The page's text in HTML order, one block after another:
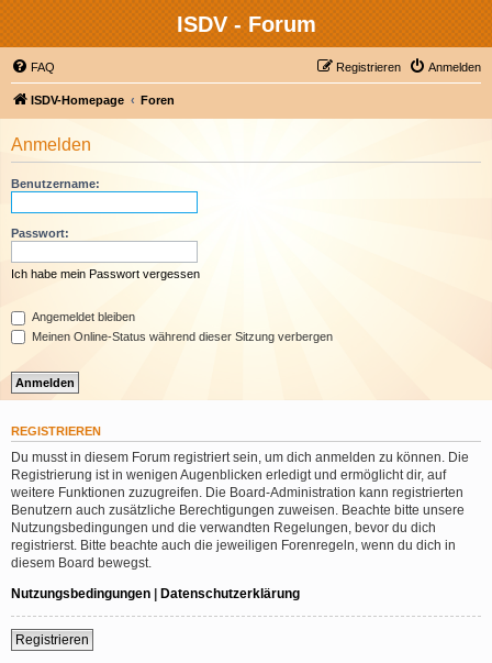
ISDV - Forum
FAQ Anmelden
Registrieren
ISDV-Homepage Foren
Anmelden
Benutzername:
Passwort:
Ich habe mein Passwort vergessen
Angemeldet bleiben
Meinen Online-Status während dieser Sitzung verbergen
REGISTRIEREN
Du musst in diesem Forum registriert sein, um dich anmelden zu können. Die
Registrierung ist in wenigen Augenblicken erledigt und ermöglicht dir, auf
weitere Funktionen zuzugreifen. Die Board-Administration kann registrierten
Benutzern auch zusätzliche Berechtigungen zuweisen. Beachte bitte unsere
Nutzungsbedingungen und die verwandten Regelungen, bevor du dich
registrierst. Bitte beachte auch die jeweiligen Forenregeln, wenn du dich in
diesem Board bewegst.
Nutzungsbedingungen | Datenschutzerklärung
Registrieren